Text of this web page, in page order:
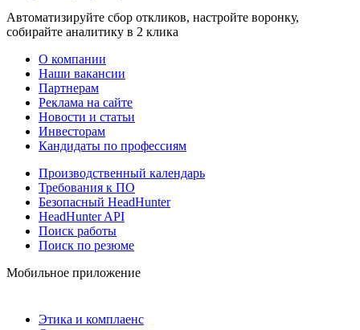
Автоматизируйте сбор откликов, настройте воронку,
собирайте аналитику в 2 клика
О компании
Наши вакансии
Партнерам
Реклама на сайте
Новости и статьи
Инвесторам
Кандидаты по профессиям
Производственный календарь
Требования к ПО
Безопасный HeadHunter
HeadHunter API
Поиск работы
Поиск по резюме
Мобильное приложение
Этика и комплаенс